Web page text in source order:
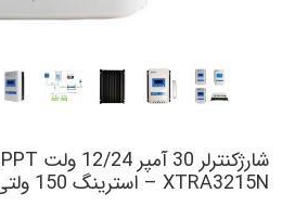
XTRA3215N – استرینگ 150 ولتی